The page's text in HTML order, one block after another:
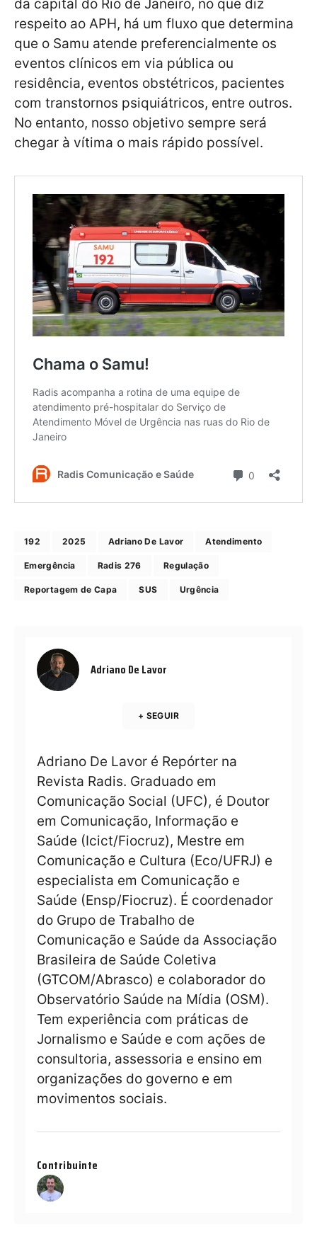
da capital do Rio de Janeiro, no que diz
respeito ao APH, há um fluxo que determina
que o Samu atende preferencialmente os
eventos clínicos em via pública ou
residência, eventos obstétricos, pacientes
com transtornos psiquiátricos, entre outros.
No entanto, nosso objetivo sempre será
chegar à vítima o mais rápido possível.
192 2025 Adriano De Lavor Atendimento
Emergência Radis 276 Regulação
Reportagem de Capa SUS Urgência
Adriano De Lavor
+ SEGUIR
Adriano De Lavor é Repórter na
Revista Radis. Graduado em
Comunicação Social (UFC), é Doutor
em Comunicação, Informação e
Saúde (Icict/Fiocruz), Mestre em
Comunicação e Cultura (Eco/UFRJ) e
especialista em Comunicação e
Saúde (Ensp/Fiocruz). É coordenador
do Grupo de Trabalho de
Comunicação e Saúde da Associação
Brasileira de Saúde Coletiva
(GTCOM/Abrasco) e colaborador do
Observatório Saúde na Mídia (OSM).
Tem experiência com práticas de
Jornalismo e Saúde e com ações de
consultoria, assessoria e ensino em
organizações do governo e em
movimentos sociais.
Contribuinte